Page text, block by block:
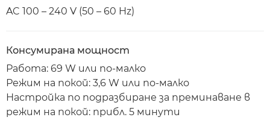
AC 100 – 240 V (50 – 60 Hz)
Консумирана мощност
Работа: 69 W или по-малко
Режим на покой: 3,6 W или по-малко
Настройка по подразбиране за преминаване в
режим на покой: прибл. 5 минути